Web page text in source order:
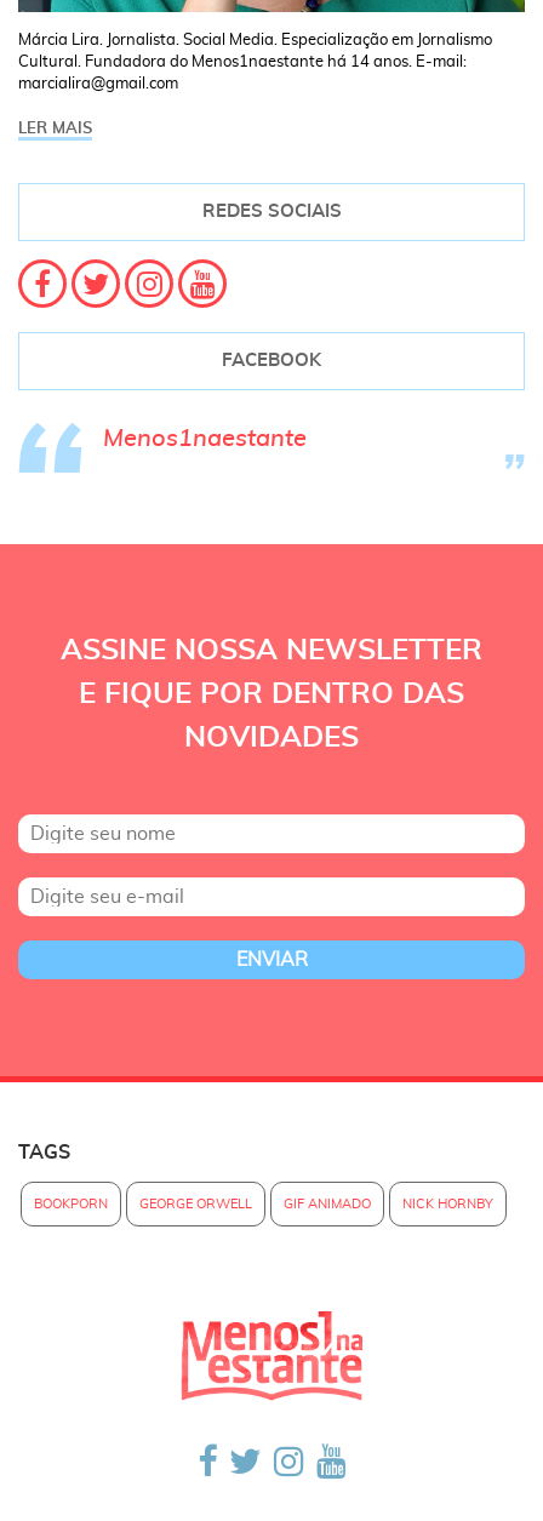
Márcia Lira. Jornalista. Social Media. Especialização em Jornalismo
Cultural. Fundadora do Menos1naestante há 14 anos. E-mail:
marcialira@gmail.com
LER MAIS
REDES SOCIAIS
FACEBOOK
Menos1naestante
ASSINE NOSSA NEWSLETTER
E FIQUE POR DENTRO DAS
NOVIDADES
TAGS
BOOKPORN GEORGE ORWELL GIF ANIMADO NICK HORNBY